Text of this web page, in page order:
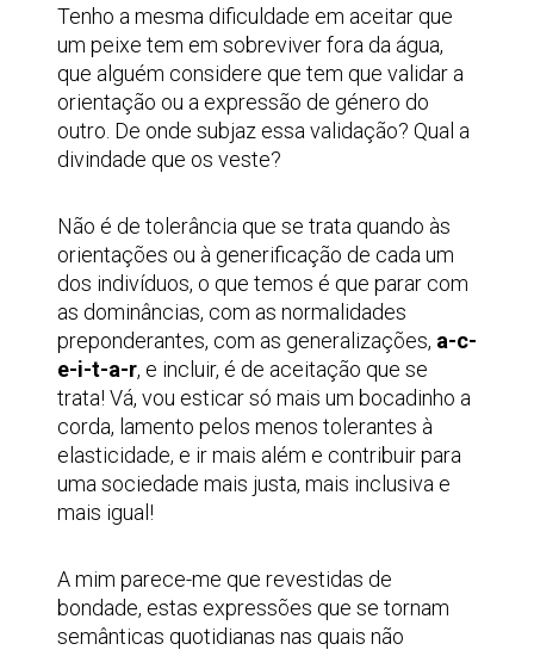
Tenho a mesma dificuldade em aceitar que
um peixe tem em sobreviver fora da água,
que alguém considere que tem que validar a
orientação ou a expressão de género do
outro. De onde subjaz essa validação? Qual a
divindade que os veste?
Não é de tolerância que se trata quando às
orientações ou à generificação de cada um
dos indivíduos, o que temos é que parar com
as dominâncias, com as normalidades
preponderantes, com as generalizações, a-c-
e-i-t-a-r, e incluir, é de aceitação que se
trata! Vá, vou esticar só mais um bocadinho a
corda, lamento pelos menos tolerantes à
elasticidade, e ir mais além e contribuir para
uma sociedade mais justa, mais inclusiva e
mais igual!
A mim parece-me que revestidas de
bondade, estas expressões que se tornam
semânticas quotidianas nas quais não